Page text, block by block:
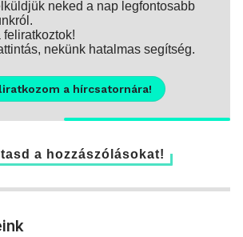
neked a nap legfontosabb
feliratkoztok!
nekünk hatalmas segítség.
a hírcsatornára!
a hozzászólásokat!